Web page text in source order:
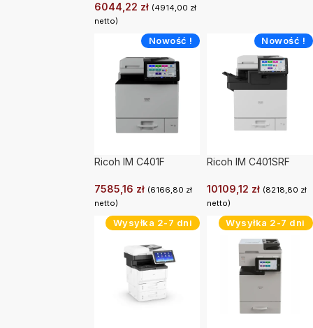
6044,22 zł (4914,00 zł
netto)
Nowość !
Ricoh IM C401F
7585,16 zł (6166,80 zł
netto)
Nowość !
Ricoh IM C401SRF
10109,12 zł (8218,80 zł
netto)
Wysyłka 2-7 dni Wysyłka 2-7 dni